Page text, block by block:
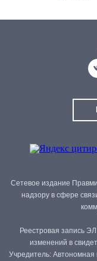
Сетевое издание
надзору в сфере
Реестровая запись
изменений в
Учредитель: